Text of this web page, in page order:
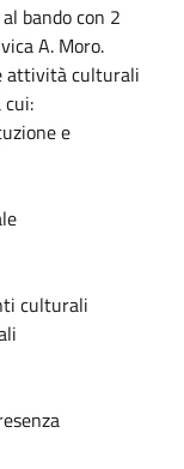
bando con 2
A. Moro.
attività culturali
e
culturali